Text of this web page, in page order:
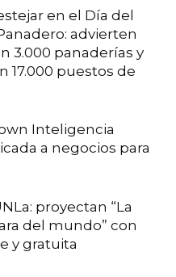
en el Día del
advierten
3.000 panaderías y
17.000 puestos de
Inteligencia
a negocios para
proyectan “La
del mundo” con
y gratuita